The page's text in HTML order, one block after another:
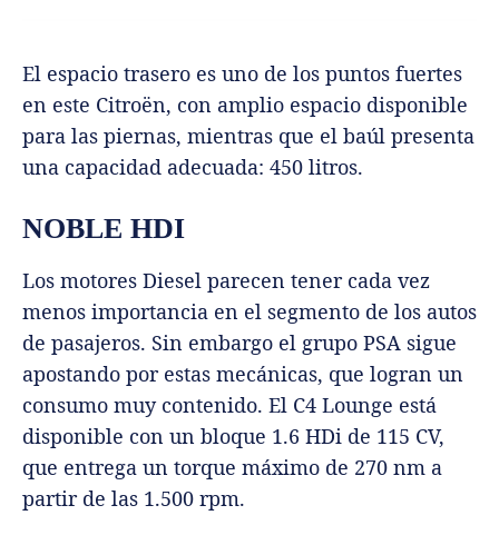
El espacio trasero es uno de los puntos fuertes
en este Citroën, con amplio espacio disponible
para las piernas, mientras que el baúl presenta
una capacidad adecuada: 450 litros.
NOBLE HDI
Los motores Diesel parecen tener cada vez
menos importancia en el segmento de los autos
de pasajeros. Sin embargo el grupo PSA sigue
apostando por estas mecánicas, que logran un
consumo muy contenido. El C4 Lounge está
disponible con un bloque 1.6 HDi de 115 CV,
que entrega un torque máximo de 270 nm a
partir de las 1.500 rpm.